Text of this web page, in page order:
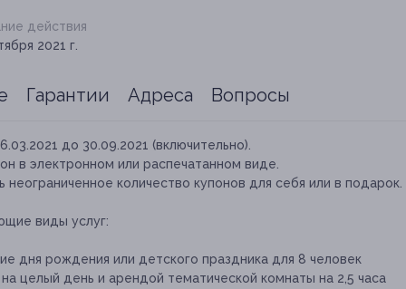
действия
2021 г.
Гарантии Адреса Вопросы
до 30.09.2021 (включительно).
в электронном или распечатанном виде.
количество купонов для себя или в подарок.
виды услуг:
дня рождения или детского праздника для 8 человек
целый день и арендой тематической комнаты на 2,5 часа